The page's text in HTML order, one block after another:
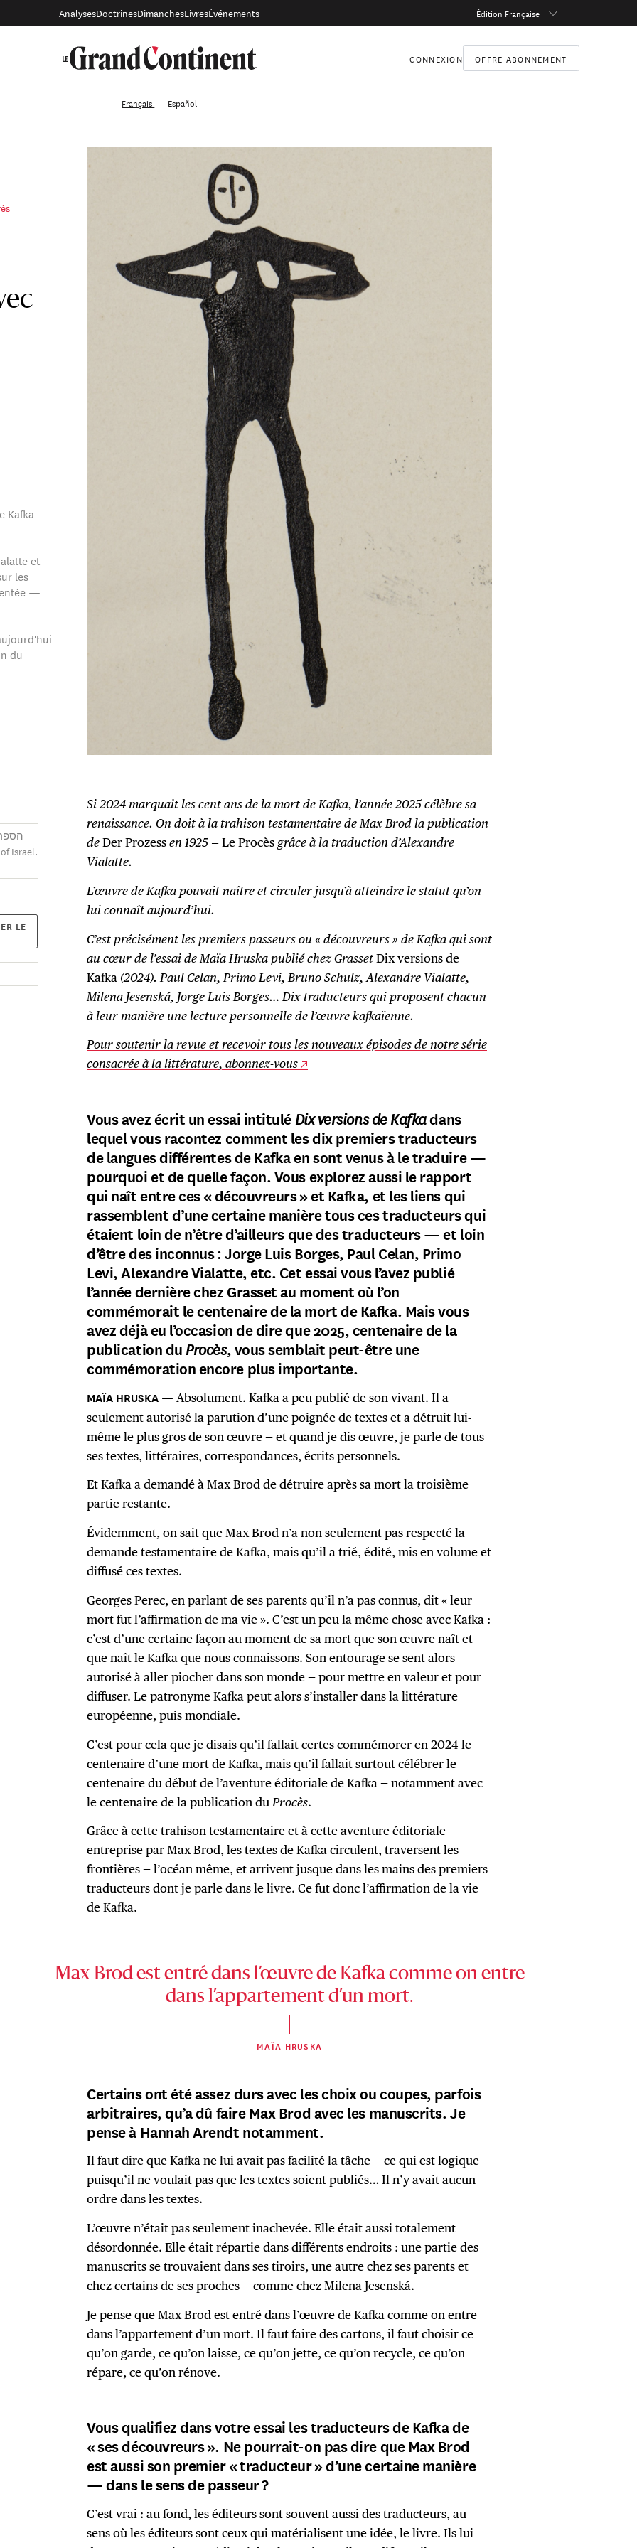
AnalysesDoctrinesDimanchesLivresÉvénements Édition Française
CONNEXION OFFRE ABONNEMENT
Français Español
Kafka
et
les
—
du
LE
Si 2024 marquait les cent ans de la mort de Kafka, l’année 2025 célèbre sa
renaissance. On doit à la trahison testamentaire de Max Brod la publication
deDer Prozessen 1925 —Le Procèsgrâce à la traduction d’Alexandre
Vialatte.
L’œuvre de Kafka pouvait naître et circuler jusqu’à atteindre le statut qu’on
lui connaît aujourd’hui.
C’est précisément les premiers passeurs ou « découvreurs » de Kafka qui sont
au cœur de l’essai de Maïa Hruska publié chez GrassetDix versions de
Kafka (2024). Paul Celan, Primo Levi, Bruno Schulz, Alexandre Vialatte,
Milena Jesenská, Jorge Luis Borges… Dix traducteurs qui proposent chacun
à leur manière une lecture personnelle de l’œuvre kafkaïenne.
Pour soutenir la revue et recevoir tous les nouveaux épisodes de notre série
consacrée à la littérature, abonnez-vous
Vous avez écrit un essai intitulé Dix versions de Kafkadans
lequel vous racontez comment les dix premiers traducteurs
de langues différentes de Kafka en sont venus à le traduire —
pourquoi et de quelle façon. Vous explorez aussi le rapport
qui naît entre ces « découvreurs » et Kafka, et les liens qui
rassemblent d’une certaine manière tous ces traducteurs qui
étaient loin de n’être d’ailleurs que des traducteurs — et loin
d’être des inconnus : Jorge Luis Borges, Paul Celan, Primo
Levi, Alexandre Vialatte, etc. Cet essai vous l’avez publié
l’année dernière chez Grasset au moment où l’on
commémorait le centenaire de la mort de Kafka. Mais vous
avez déjà eu l’occasion de dire que 2025, centenaire de la
publication du Procès, vous semblait peut-être une
commémoration encore plus importante.
Absolument. Kafka a peu publié de son vivant. Il a
seulement autorisé la parution d’une poignée de textes et a détruit lui-
même le plus gros de son œuvre — et quand je dis œuvre, je parle de tous
ses textes, littéraires, correspondances, écrits personnels.
Et Kafka a demandé à Max Brod de détruire après sa mort la troisième
partie restante.
Évidemment, on sait que Max Brod n’a non seulement pas respecté la
demande testamentaire de Kafka, mais qu’il a trié, édité, mis en volume et
diffusé ces textes.
Georges Perec, en parlant de ses parents qu’il n’a pas connus, dit « leur
mort fut l’affirmation de ma vie ». C’est un peu la même chose avec Kafka :
c’est d’une certaine façon au moment de sa mort que son œuvre naît et
que naît le Kafka que nous connaissons. Son entourage se sent alors
autorisé à aller piocher dans son monde — pour mettre en valeur et pour
diffuser. Le patronyme Kafka peut alors s’installer dans la littérature
européenne, puis mondiale.
C’est pour cela que je disais qu’il fallait certes commémorer en 2024 le
centenaire d’une mort de Kafka, mais qu’il fallait surtout célébrer le
centenaire du début de l’aventure éditoriale de Kafka — notamment avec
le centenaire de la publication du Procès.
Grâce à cette trahison testamentaire et à cette aventure éditoriale
entreprise par Max Brod, les textes de Kafka circulent, traversent les
frontières — l’océan même, et arrivent jusque dans les mains des premiers
traducteurs dont je parle dans le livre. Ce fut donc l’affirmation de la vie
de Kafka.
Max Brod est entré dans l’œuvre de Kafka comme on entre
dans l’appartement d’un mort.
MAÏA HRUSKA
Certains ont été assez durs avec les choix ou coupes, parfois
arbitraires, qu’a dû faire Max Brod avec les manuscrits. Je
pense à Hannah Arendt notamment.
Il faut dire que Kafka ne lui avait pas facilité la tâche — ce qui est logique
puisqu’il ne voulait pas que les textes soient publiés… Il n’y avait aucun
ordre dans les textes.
L’œuvre n’était pas seulement inachevée. Elle était aussi totalement
désordonnée. Elle était répartie dans différents endroits : une partie des
manuscrits se trouvaient dans ses tiroirs, une autre chez ses parents et
chez certains de ses proches — comme chez Milena Jesenská.
Je pense que Max Brod est entré dans l’œuvre de Kafka comme on entre
dans l’appartement d’un mort. Il faut faire des cartons, il faut choisir ce
qu’on garde, ce qu’on laisse, ce qu’on jette, ce qu’on recycle, ce qu’on
répare, ce qu’on rénove.
Vous qualifiez dans votre essai les traducteurs de Kafka de
« ses découvreurs ». Ne pourrait-on pas dire que Max Brod
est aussi son premier « traducteur » d’une certaine manière
— dans le sens de passeur ?
C’est vrai : au fond, les éditeurs sont souvent aussi des traducteurs, au
sens où les éditeurs sont ceux qui matérialisent une idée, le livre. Ils lui